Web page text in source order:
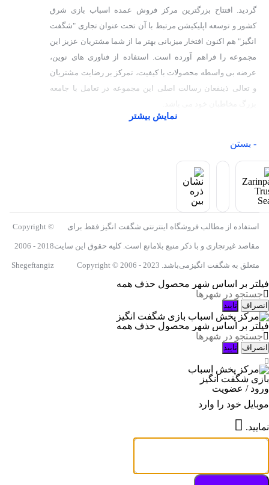
گردید. افتتاح بزرگترین مرکز فروش عمده اسباب بازی شرق
کشور و توسعه اپلیکیشن مرتبط با آن تحت عنوان تجاری "شگفت
انگیز" هم اکنون افتخار میزبانی بهتر ما از شما مشتریان عزیز این
مجموعه را فراهم آورده است. استفاده از فناوری های نوین،
عرضه بی واسطه محصولات با کیفیت، تمرکز بر رضایت مشتریان
و تعالی ذینفعان رسالت اصلی این مجموعه در تعامل با جامعه
نمایش بیشتر
- بستن
استفاده از مطالب فروشگاه اینترنتی شگفت انگیز فقط برای
مقاصد غیرتجاری و با ذکر منبع بلامانع است. کلیه حقوق این سایت
متعلق به شگفت انگیزمی‌باشد. Copyright © 2006 - 2023
Copyright ©
2006 - 2018
Shegeftangiz
فیلتر بر اساس شهر محصول حذف همه
انصراف تایید
فیلتر بر اساس شهر محصول حذف همه
انصراف تایید
ورود / عضویت
موبایل خود را وارد
نمایید.